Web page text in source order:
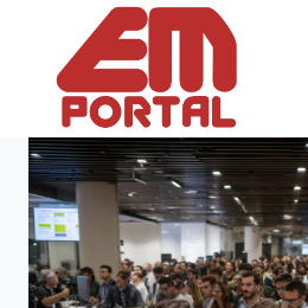
Conteúdo